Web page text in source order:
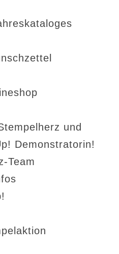
und
Demonstratorin!
Team